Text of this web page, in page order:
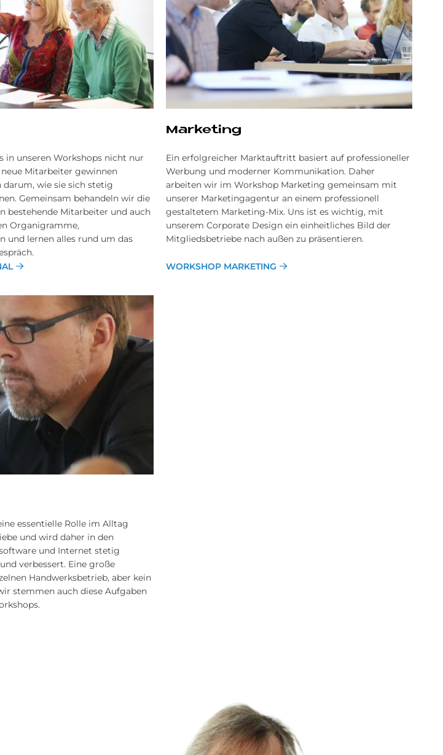
in unseren Workshops nicht nur
Mitarbeiter gewinnen
darum, wie sie sich stetig
Gemeinsam behandeln wir die
bestehende Mitarbeiter und auch
Organigramme,
und lernen alles rund um das
Marketing
Ein erfolgreicher Marktauftritt basiert auf professioneller
Werbung und moderner Kommunikation. Daher
arbeiten wir im Workshop Marketing gemeinsam mit
unserer Marketingagentur an einem professionell
gestaltetem Marketing-Mix. Uns ist es wichtig, mit
unserem Corporate Design ein einheitliches Bild der
Mitgliedsbetriebe nach außen zu präsentieren.
WORKSHOP MARKETING
essentielle Rolle im Alltag
und wird daher in den
und Internet stetig
verbessert. Eine große
Handwerksbetrieb, aber kein
stemmen auch diese Aufgaben